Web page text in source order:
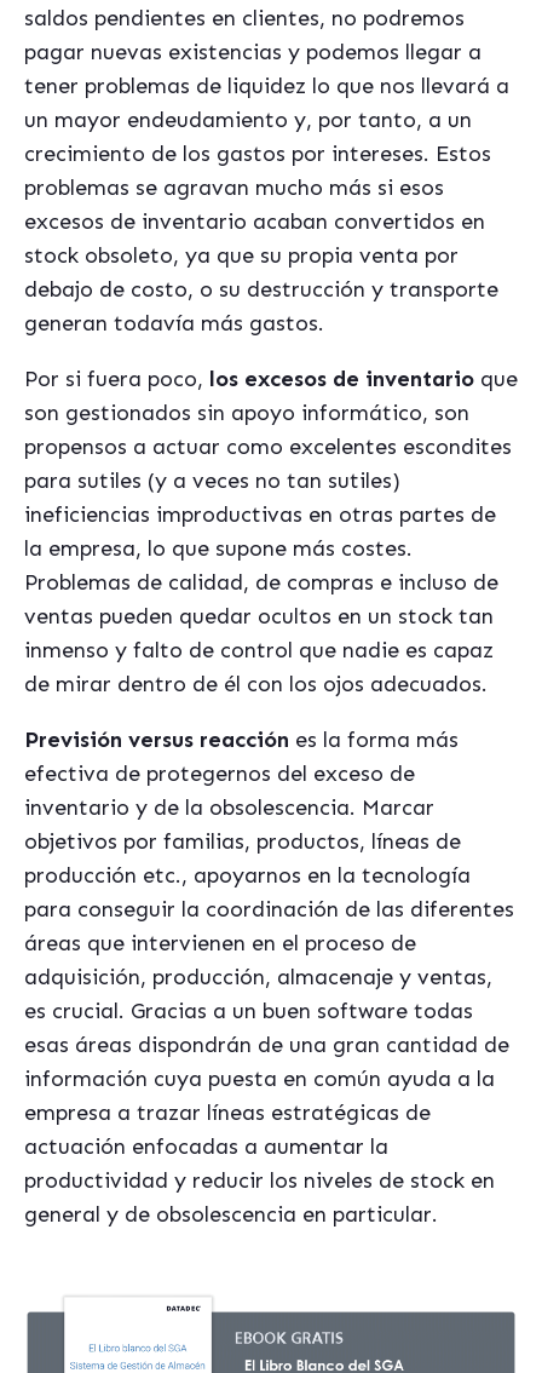
saldos pendientes en clientes, no podremos
pagar nuevas existencias y podemos llegar a
tener problemas de liquidez lo que nos llevará a
un mayor endeudamiento y, por tanto, a un
crecimiento de los gastos por intereses. Estos
problemas se agravan mucho más si esos
excesos de inventario acaban convertidos en
stock obsoleto, ya que su propia venta por
debajo de costo, o su destrucción y transporte
generan todavía más gastos.
Por si fuera poco, los excesos de inventario que
son gestionados sin apoyo informático, son
propensos a actuar como excelentes escondites
para sutiles (y a veces no tan sutiles)
ineficiencias improductivas en otras partes de
la empresa, lo que supone más costes.
Problemas de calidad, de compras e incluso de
ventas pueden quedar ocultos en un stock tan
inmenso y falto de control que nadie es capaz
de mirar dentro de él con los ojos adecuados.
Previsión versus reacción es la forma más
efectiva de protegernos del exceso de
inventario y de la obsolescencia. Marcar
objetivos por familias, productos, líneas de
producción etc., apoyarnos en la tecnología
para conseguir la coordinación de las diferentes
áreas que intervienen en el proceso de
adquisición, producción, almacenaje y ventas,
es crucial. Gracias a un buen software todas
esas áreas dispondrán de una gran cantidad de
información cuya puesta en común ayuda a la
empresa a trazar líneas estratégicas de
actuación enfocadas a aumentar la
productividad y reducir los niveles de stock en
general y de obsolescencia en particular.